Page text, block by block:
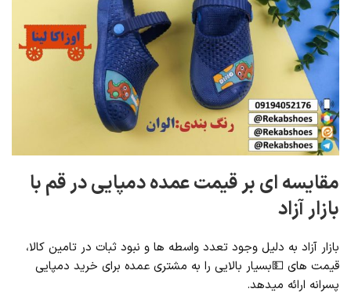
مقایسه ای بر قیمت عمده دمپایی در قم با
بازار آزاد
بازار آزاد به دلیل وجود تعدد واسطه ها و نبود ثبات در تامین کالا،
قیمت های 💵بسیار بالایی را به مشتری عمده برای خرید دمپایی
پسرانه ارائه میدهد.